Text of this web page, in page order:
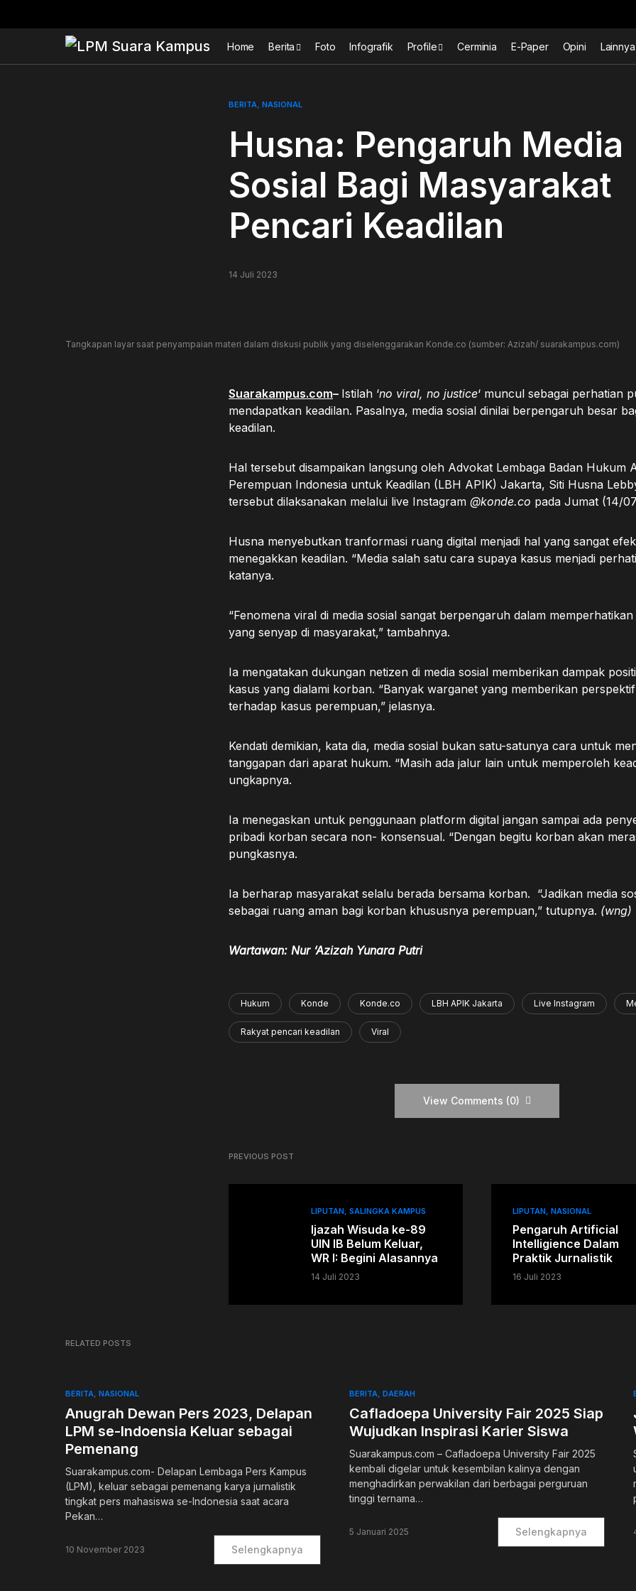
Home Berita Foto Infografik Profile Cerminia E-Paper Opini Lainnya
BERITA NASIONAL
Husna: Pengaruh Media
Sosial Bagi Masyarakat
Pencari Keadilan
14 Juli 2023
Tangkapan layar saat penyampaian materi dalam diskusi publik yang diselenggarakan Konde.co (sumber: Azizah/ suarakampus.com)
Suarakampus.com– Istilah ‘no viral, no justice‘ muncul sebagai perhatian
mendapatkan keadilan. Pasalnya, media sosial dinilai berpengaruh besar
keadilan.
Hal tersebut disampaikan langsung oleh Advokat Lembaga Badan Hukum
Perempuan Indonesia untuk Keadilan (LBH APIK) Jakarta, Siti Husna
tersebut dilaksanakan melalui live Instagram @konde.co pada Jumat (14/
Husna menyebutkan tranformasi ruang digital menjadi hal yang sangat
menegakkan keadilan. “Media salah satu cara supaya kasus menjadi
katanya.
“Fenomena viral di media sosial sangat berpengaruh dalam
yang senyap di masyarakat,” tambahnya.
Ia mengatakan dukungan netizen di media sosial memberikan dampak
kasus yang dialami korban. “Banyak warganet yang memberikan
terhadap kasus perempuan,” jelasnya.
Kendati demikian, kata dia, media sosial bukan satu-satunya cara untuk
tanggapan dari aparat hukum. “Masih ada jalur lain untuk memperoleh
ungkapnya.
Ia menegaskan untuk penggunaan platform digital jangan sampai ada
pribadi korban secara non- konsensual. “Dengan begitu korban akan
pungkasnya.
Ia berharap masyarakat selalu berada bersama korban. “Jadikan media
sebagai ruang aman bagi korban khususnya perempuan,” tutupnya. (wng)
Wartawan: Nur ‘Azizah Yunara Putri
Hukum Konde Konde.co LBH APIK Jakarta Live Instagram
Rakyat pencari keadilan Viral
View Comments (0)
PREVIOUS POST
LIPUTAN SALINGKA KAMPUS
Ijazah Wisuda ke-89
UIN IB Belum Keluar,
WR I: Begini Alasannya
14 Juli 2023
LIPUTAN NASIONAL
Pengaruh Artificial
Intelligience Dalam
Praktik Jurnalistik
16 Juli 2023
RELATED POSTS
BERITA NASIONAL
Anugrah Dewan Pers 2023, Delapan
LPM se-Indoensia Keluar sebagai
Pemenang
Suarakampus.com- Delapan Lembaga Pers Kampus
(LPM), keluar sebagai pemenang karya jurnalistik
tingkat pers mahasiswa se-Indonesia saat acara
Pekan…
10 November 2023 Selengkapnya
BERITA DAERAH
Cafladoepa University Fair 2025 Siap
Wujudkan Inspirasi Karier Siswa
Suarakampus.com – Cafladoepa University Fair 2025
kembali digelar untuk kesembilan kalinya dengan
menghadirkan perwakilan dari berbagai perguruan
tinggi ternama…
5 Januari 2025 Selengkapnya